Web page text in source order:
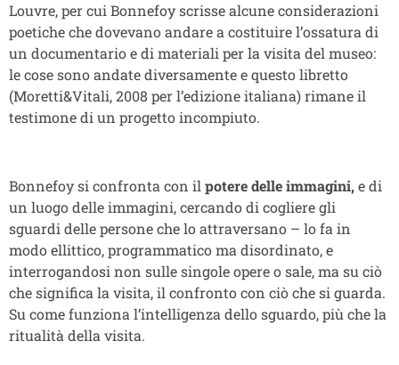
Louvre, per cui Bonnefoy scrisse alcune considerazioni
poetiche che dovevano andare a costituire l’ossatura di
un documentario e di materiali per la visita del museo:
le cose sono andate diversamente e questo libretto
(Moretti&Vitali, 2008 per l’edizione italiana) rimane il
testimone di un progetto incompiuto.
Bonnefoy si confronta con il potere delle immagini, e di
un luogo delle immagini, cercando di cogliere gli
sguardi delle persone che lo attraversano – lo fa in
modo ellittico, programmatico ma disordinato, e
interrogandosi non sulle singole opere o sale, ma su ciò
che significa la visita, il confronto con ciò che si guarda.
Su come funziona l’intelligenza dello sguardo, più che la
ritualità della visita.